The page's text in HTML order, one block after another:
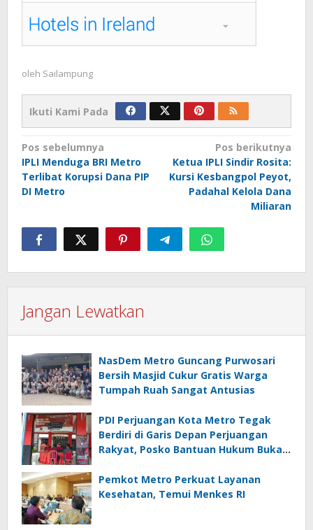
oleh Sailampung
Ikuti Kami Pada
Navigasi
pos
Pos sebelumnya
IPLI Menduga BRI Metro
Terlibat Korupsi Dana PIP
DI Metro
Pos berikutnya
Ketua IPLI Sindir Rosita:
Kursi Kesbangpol Peyot,
Padahal Kelola Dana
Miliaran
Jangan Lewatkan
NasDem Metro Guncang Purwosari
Bersih Masjid Cukur Gratis Warga
Tumpah Ruah Sangat Antusias
PDI Perjuangan Kota Metro Tegak
Berdiri di Garis Depan Perjuangan
Rakyat, Posko Bantuan Hukum Buka
Pemkot Metro Perkuat Layanan
Kesehatan, Temui Menkes RI